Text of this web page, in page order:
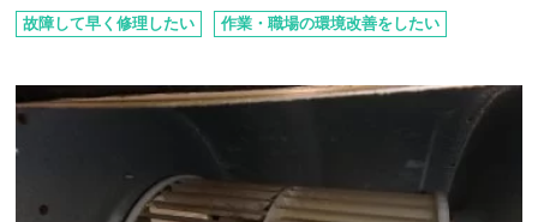
故障して早く修理したい 作業・職場の環境改善をしたい